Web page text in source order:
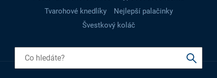
Tvarohové knedlíky
Nejlepší palačinky
Švestkový koláč